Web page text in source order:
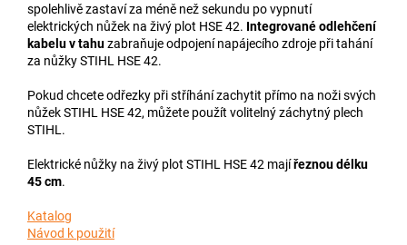
spolehlivě zastaví za méně než sekundu po vypnutí
elektrických nůžek na živý plot HSE 42. Integrované odlehčení
kabelu v tahuzabraňuje odpojení napájecího zdroje při tahání
za nůžky STIHL HSE 42.
Pokud chcete odřezky při stříhání zachytit přímo na noži svých
nůžek STIHL HSE 42, můžete použít volitelný záchytný plech
STIHL.
Elektrické nůžky na živý plot STIHL HSE 42 majířeznou délku
45 cm.
Katalog
Návod k použití